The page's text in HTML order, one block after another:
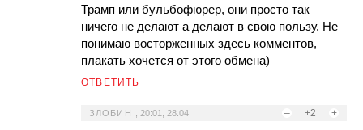
Трамп или бульбофюрер, они просто так
ничего не делают а делают в свою пользу. Не
понимаю восторженных здесь комментов,
плакать хочется от этого обмена)
ОТВЕТИТЬ
– +2 +
ЗЛОБИН 20:01, 28.04